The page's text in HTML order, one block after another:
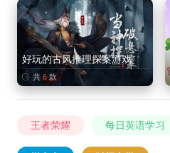
好玩的古风推理探案游戏
共6款
王者荣耀 每日英语学习